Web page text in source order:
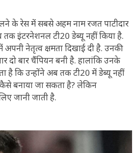
के रेस में सबसे अहम नाम रजत पाटीदार
इंटरनेशनल टी20 डेब्यू नहीं किया है.
नेतृत्व क्षमता दिखाई दी है. उनकी
दो बार चैंपियन बनी है. हालांकि उनके
है कि उन्होंने अब तक टी20 में डेब्यू नहीं
बनाया जा सकता है? लेकिन
जानी जाती है.